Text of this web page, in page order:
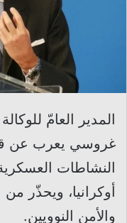
المدير العامّ
غروسي يعرب عن
النشاطات
أوكرانيا، ويحذّر
والأمن النوويين.